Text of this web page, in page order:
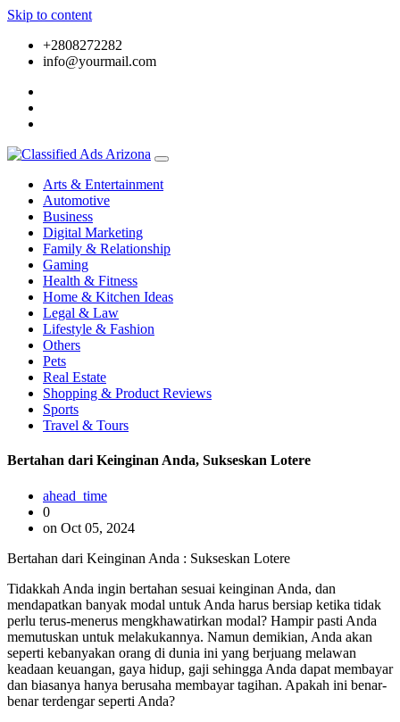
Skip to content
+2808272282
info@yourmail.com
Arts & Entertainment
Automotive
Business
Digital Marketing
Family & Relationship
Gaming
Health & Fitness
Home & Kitchen Ideas
Legal & Law
Lifestyle & Fashion
Others
Pets
Real Estate
Shopping & Product Reviews
Sports
Travel & Tours
Bertahan dari Keinginan Anda, Sukseskan Lotere
ahead_time
0
on Oct 05, 2024
Bertahan dari Keinginan Anda : Sukseskan Lotere
Tidakkah Anda ingin bertahan sesuai keinginan Anda, dan
mendapatkan banyak modal untuk Anda harus bersiap ketika tidak
perlu terus-menerus mengkhawatirkan modal? Hampir pasti Anda
memutuskan untuk melakukannya. Namun demikian, Anda akan
seperti kebanyakan orang di dunia ini yang berjuang melawan
keadaan keuangan, gaya hidup, gaji sehingga Anda dapat membayar
dan biasanya hanya berusaha membayar tagihan. Apakah ini benar-
benar terdengar seperti Anda?